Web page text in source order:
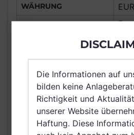
WÄHRUNG EUR
VERTRIEBSZULASSUNG
Die Informationen auf
bilden keine
Richtigkeit und
unserer Website
Haftung. Diese